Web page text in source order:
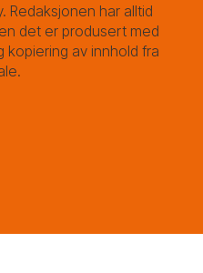
Redaksjonen har alltid
det er produsert med
kopiering av innhold fra